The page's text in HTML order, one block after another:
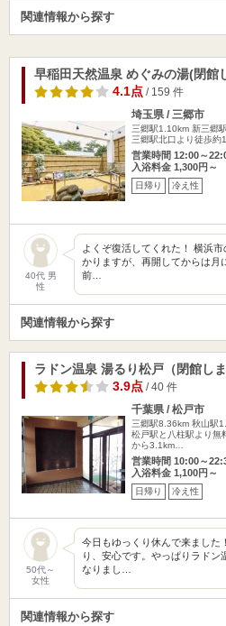
関連情報から探す
早稲田天然温泉 めぐみの湯(閉館
4.1点/ 159 件
埼玉県 / 三郷市
三郷駅1.10km 新三郷
三郷駅北口より徒歩約
営業時間 12:00～
入浴料金 1,300円～
日帰り 冷え性
40代 男
性
よくぞ復活してくれた！ 横浜
かりますが、再開してからは月
前…
関連情報から探す
ラドン温泉 湯るり松戸（閉館しま
3.9点/ 40 件
千葉県 / 松戸市
三郷駅8.36km 秋山駅
松戸駅と八柱駅より無
から3.1km…
営業時間 10:00～
入浴料金 1,100円～
日帰り 冷え性
50代～
女性
今日もゆっくり休んで来ました
り、安心です。やっぱりラドン
なりまし…
関連情報から探す